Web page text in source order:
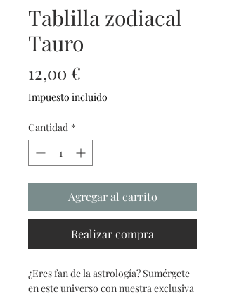
Tablilla zodiacal
Tauro
12,00 €
Impuesto incluido
Cantidad *
Agregar al carrito
Realizar compra
¿Eres fan de la astrología? Sumérgete
en este universo con nuestra exclusiva